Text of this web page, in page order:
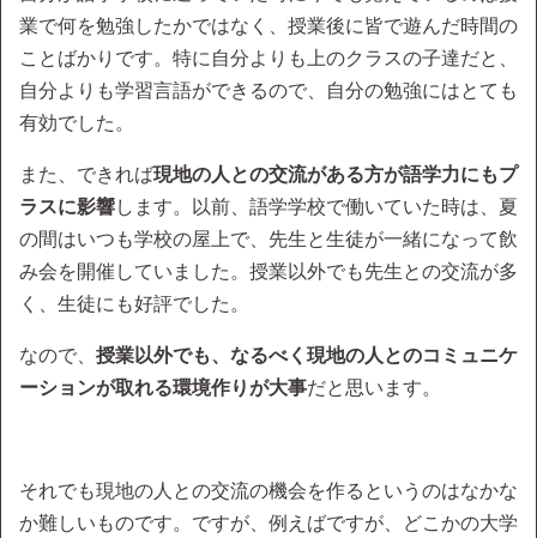
業で何を勉強したかではなく、授業後に皆で遊んだ時間の
ことばかりです。特に自分よりも上のクラスの子達だと、
自分よりも学習言語ができるので、自分の勉強にはとても
有効でした。
また、できれば現地の人との交流がある方が語学力にもプ
ラスに影響します。以前、語学学校で働いていた時は、夏
の間はいつも学校の屋上で、先生と生徒が一緒になって飲
み会を開催していました。授業以外でも先生との交流が多
く、生徒にも好評でした。
なので、 授業以外でも、なるべく現地の人とのコミュニケ
ーションが取れる環境作りが大事だと思います。
それでも現地の人との交流の機会を作るというのはなかな
か難しいものです。ですが、例えばですが、どこかの大学